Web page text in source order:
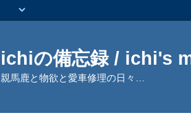
ichiの備忘録 / ichi's
親馬鹿と物欲と愛車修理の日々…